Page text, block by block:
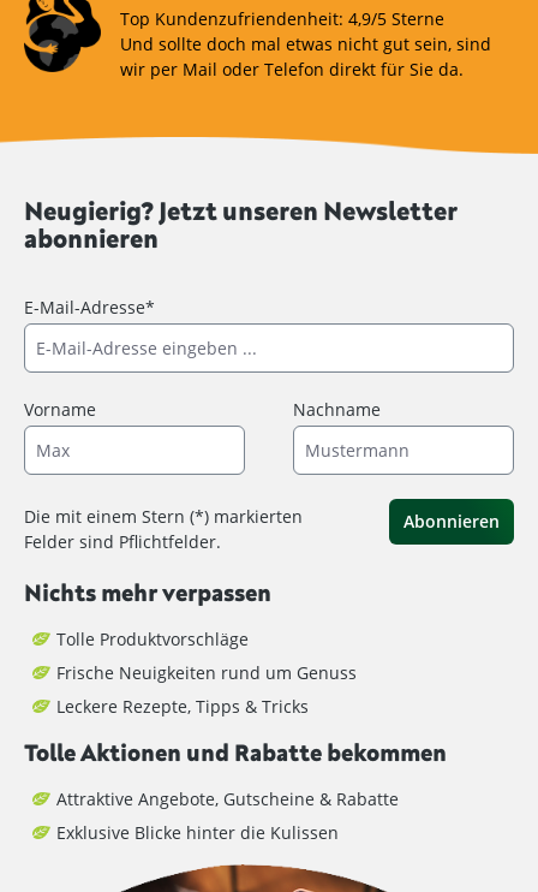
Top Kundenzufriendenheit: 4,9/5 Sterne
Und sollte doch mal etwas nicht gut sein, sind
wir per Mail oder Telefon direkt für Sie da.
Neugierig? Jetzt unseren Newsletter
abonnieren
E-Mail-Adresse*
Vorname Nachname
Die mit einem Stern (*) markierten
Felder sind Pflichtfelder.
Abonnieren
Nichts mehr verpassen
Tolle Produktvorschläge
Frische Neuigkeiten rund um Genuss
Leckere Rezepte, Tipps & Tricks
Tolle Aktionen und Rabatte bekommen
Attraktive Angebote, Gutscheine & Rabatte
Exklusive Blicke hinter die Kulissen